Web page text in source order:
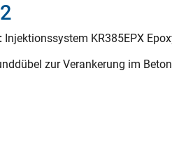
Injektionssystem KR385EPX
zur Verankerung im Beton